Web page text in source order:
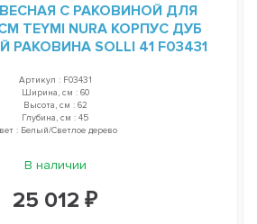
С РАКОВИНОЙ ДЛЯ
TEYMI NURA КОРПУС ДУБ
SOLLI 41 F03431
Артикул : F03431
Ширина, см : 60
Высота, см : 62
Глубина, см : 45
: Белый/Светлое дерево
В наличии
25 012 ₽